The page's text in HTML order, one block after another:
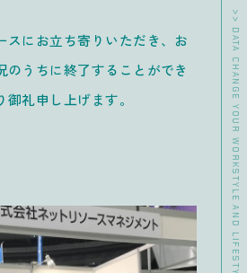
スにお立ち寄りいただき、お
のうちに終了することができ
礼申し上げます。